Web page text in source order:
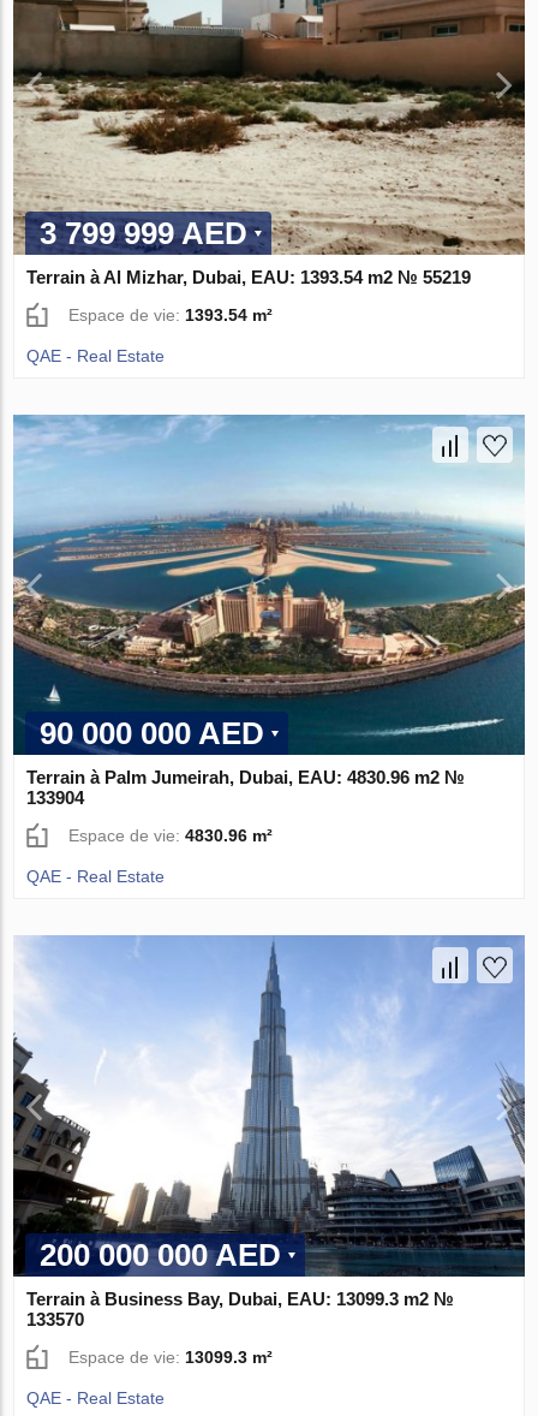
3 799 999 AED
Terrain à Al Mizhar, Dubai, EAU: 1393.54 m2 № 55219
Espace de vie: 1393.54 m²
QAE - Real Estate
90 000 000 AED
Terrain à Palm Jumeirah, Dubai, EAU: 4830.96 m2 №
133904
Espace de vie:4830.96 m²
QAE - Real Estate
200 000 000 AED
Terrain à Business Bay, Dubai, EAU: 13099.3 m2 №
133570
Espace de vie: 13099.3 m²
QAE - Real Estate